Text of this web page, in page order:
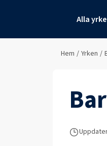
Alla
Hem / Yrken /